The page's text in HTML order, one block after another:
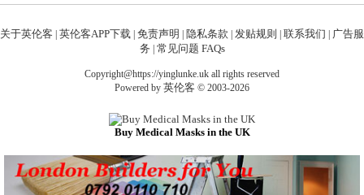
关于英伦客 英伦客APP下载 免责声明 隐私条款 发贴规则 联系我们
广告服
务 常见问题 FAQs
Copyright@https://yinglunke.uk all rights reserved
Powered by 英伦客 © 2003-2026
Buy Medical Masks in the UK